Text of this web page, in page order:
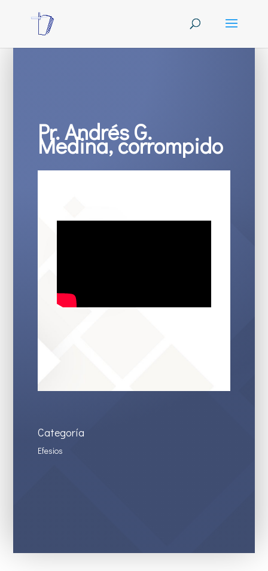
Pr. Andrés G.
Medina, corrompido
Categoría
Efesios